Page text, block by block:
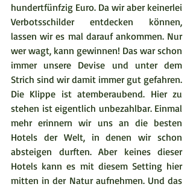
hundertfünfzig Euro. Da wir aber keinerlei
Verbotsschilder entdecken können,
lassen wir es mal darauf ankommen. Nur
wer wagt, kann gewinnen! Das war schon
immer unsere Devise und unter dem
Strich sind wir damit immer gut gefahren.
Die Klippe ist atemberaubend. Hier zu
stehen ist eigentlich unbezahlbar. Einmal
mehr erinnern wir uns an die besten
Hotels der Welt, in denen wir schon
absteigen durften. Aber keines dieser
Hotels kann es mit diesem Setting hier
mitten in der Natur aufnehmen. Und das